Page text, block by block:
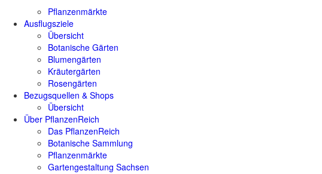
Pflanzenmärkte
Ausflugsziele
Übersicht
Botanische Gärten
Blumengärten
Kräutergärten
Rosengärten
Bezugsquellen & Shops
Übersicht
Über PflanzenReich
Das PflanzenReich
Botanische Sammlung
Pflanzenmärkte
Gartengestaltung Sachsen